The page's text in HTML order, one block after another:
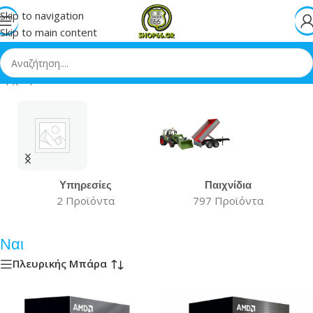
Skip to navigation
Skip to main content
Αρχική»Ναι
Υπηρεσίες
2 Προϊόντα
Παιχνίδια
797 Προϊόντα
Ναι
Πλευρικής Μπάρα